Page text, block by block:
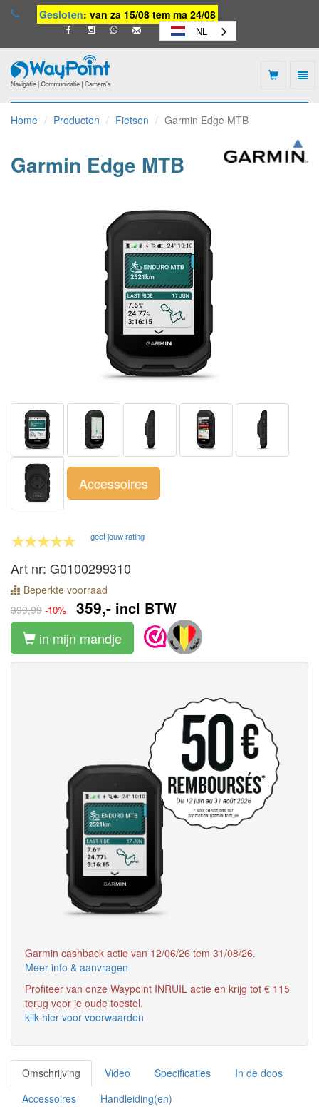
Gesloten: van za 15/08 tem ma 24/08
NL
-
naar
Home Producten Fietsen Garmin Edge MTB
Garmin Edge MTB
Accessoires
geef jouw rating
Art nr: G0100299310
Beperkte voorraad
399,99 -10% 359,- incl BTW
in mijn mandje
Garmin cashback actie van 12/06/26 tem 31/08/26.
Meer info & aanvragen
Profiteer van onze Waypoint INRUIL actie en krijg tot € 115
terug voor je oude toestel.
klik hier voor voorwaarden
Omschrijving Video Specificaties
In de doos
Accessoires
Handleiding(en)